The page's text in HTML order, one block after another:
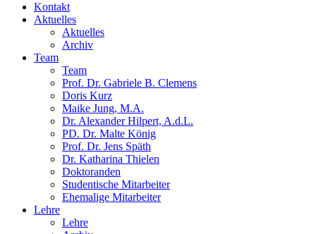
Kontakt
Aktuelles
Aktuelles
Archiv
Team
Team
Prof. Dr. Gabriele B. Clemens
Doris Kurz
Maike Jung, M.A.
Dr. Alexander Hilpert, A.d.L.
PD. Dr. Malte König
Prof. Dr. Jens Späth
Dr. Katharina Thielen
Doktoranden
Studentische Mitarbeiter
Ehemalige Mitarbeiter
Lehre
Lehre